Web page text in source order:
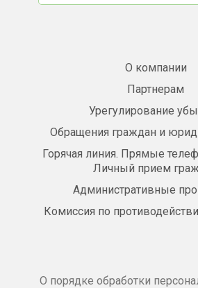
О компании
Партнерам
Урегулирование
Обращения граждан и
Горячая линия. Прямые
Личный прием
Административные
Комиссия по
О порядке обработки